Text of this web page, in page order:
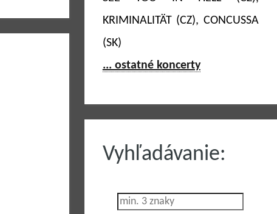
KRIMINALITÄT (CZ), CONCUSSA
(SK)
... ostatné koncerty
Vyhľadávanie: